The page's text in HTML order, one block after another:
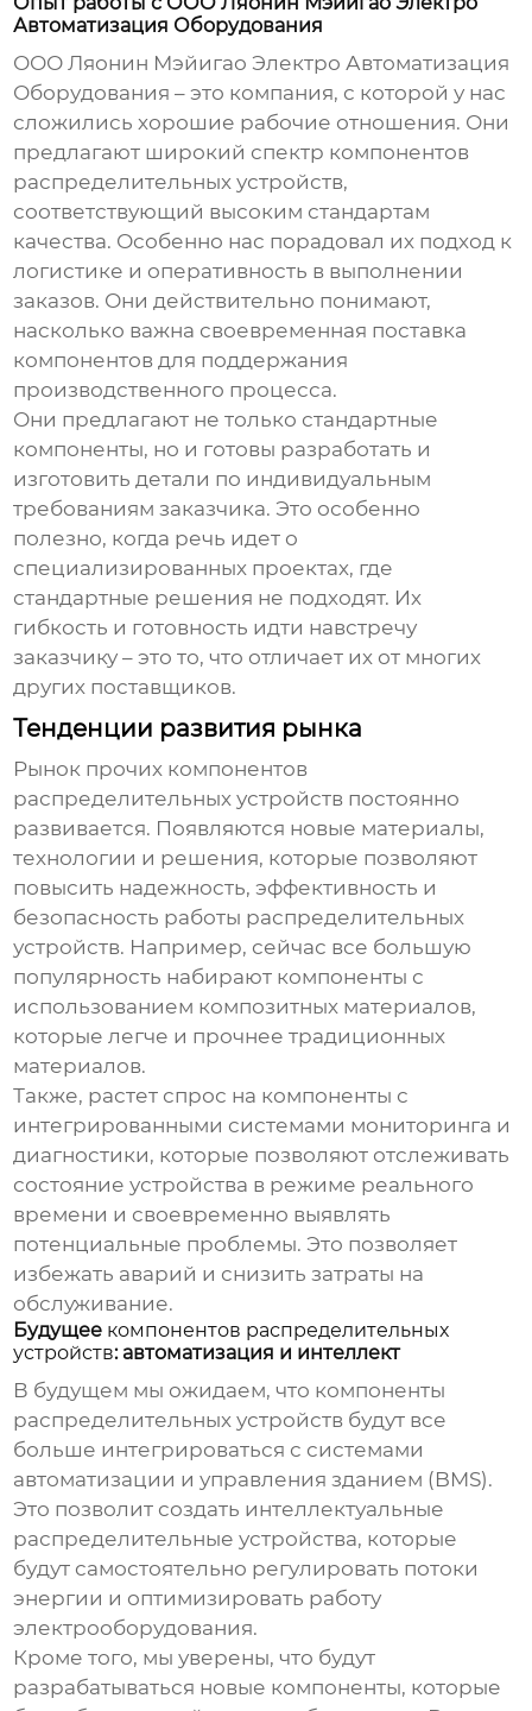
Автоматизация Оборудования
ООО Ляонин Мэйигао Электро Автоматизация
Оборудования – это компания, с которой у нас
сложились хорошие рабочие отношения. Они
предлагают широкий спектр компонентов
распределительных устройств,
соответствующий высоким стандартам
качества. Особенно нас порадовал их подход к
логистике и оперативность в выполнении
заказов. Они действительно понимают,
насколько важна своевременная поставка
компонентов для поддержания
производственного процесса.
Они предлагают не только стандартные
компоненты, но и готовы разработать и
изготовить детали по индивидуальным
требованиям заказчика. Это особенно
полезно, когда речь идет о
специализированных проектах, где
стандартные решения не подходят. Их
гибкость и готовность идти навстречу
заказчику – это то, что отличает их от многих
других поставщиков.
Тенденции развития рынка
Рынок прочих компонентов
распределительных устройств постоянно
развивается. Появляются новые материалы,
технологии и решения, которые позволяют
повысить надежность, эффективность и
безопасность работы распределительных
устройств. Например, сейчас все большую
популярность набирают компоненты с
использованием композитных материалов,
которые легче и прочнее традиционных
материалов.
Также, растет спрос на компоненты с
интегрированными системами мониторинга и
диагностики, которые позволяют отслеживать
состояние устройства в режиме реального
времени и своевременно выявлять
потенциальные проблемы. Это позволяет
избежать аварий и снизить затраты на
обслуживание.
Будущее компонентов распределительных
устройств: автоматизация и интеллект
В будущем мы ожидаем, что компоненты
распределительных устройств будут все
больше интегрироваться с системами
автоматизации и управления зданием (BMS).
Это позволит создать интеллектуальные
распределительные устройства, которые
будут самостоятельно регулировать потоки
энергии и оптимизировать работу
электрооборудования.
Кроме того, мы уверены, что будут
разрабатываться новые компоненты, которые